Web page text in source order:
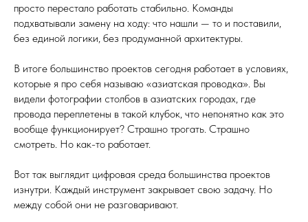
просто перестало работать стабильно. Команды
подхватывали замену на ходу: что нашли — то и поставили,
без единой логики, без продуманной архитектуры.
В итоге большинство проектов сегодня работает в условиях,
которые я про себя называю «азиатская проводка». Вы
видели фотографии столбов в азиатских городах, где
провода переплетены в такой клубок, что непонятно как это
вообще функционирует? Страшно трогать. Страшно
смотреть. Но как-то работает.
Вот так выглядит цифровая среда большинства проектов
изнутри. Каждый инструмент закрывает свою задачу. Но
между собой они не разговаривают.